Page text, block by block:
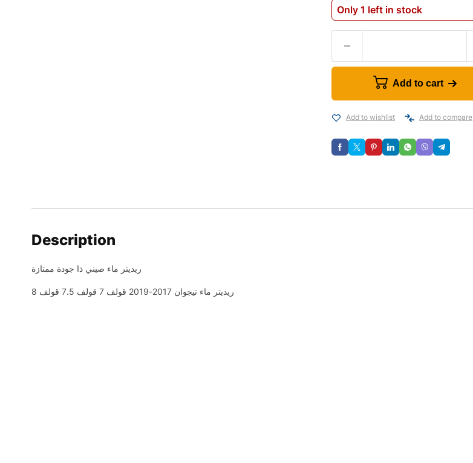
Only 1 left in stock
Add to cart
Add to wishlist Add to compare
Description
ريديتر ماء صيني ذا جودة ممتازة
ريديتر ماء تيجوان 2017-2019 قولف 7 قولف 7.5 قولف 8